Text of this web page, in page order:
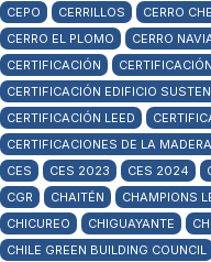
CEPO
CERRILLOS CERRO
CERRO EL PLOMO
CERRO
CERTIFICACIÓN
CERTIFICACIÓN EDIFICIO
CERTIFICACIÓN LEED
CERTIFICACIONES DE LA MADERA
CES
CES 2023 CES 2024
CGR
CHAITÉN CHAMPIONS
CHICUREO
CHIGUAYANTE
CHILE GREEN BUILDING COUNCIL